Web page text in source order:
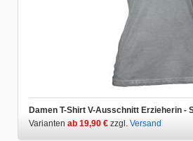
Damen T-Shirt V-Ausschnitt Erzieherin -
Varianten ab 19,90 € zzgl. Versand